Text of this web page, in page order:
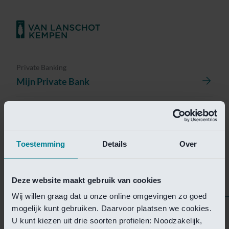
Toestemming Details Over
Deze website maakt gebruik van cookies
Wij willen graag dat u onze online omgevingen zo goed
mogelijk kunt gebruiken. Daarvoor plaatsen we cookies.
U kunt kiezen uit drie soorten profielen: Noodzakelijk,
Private Banking
Mijn Private Bank
Helaas is deze pagina